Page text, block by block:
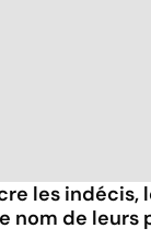
les indécis,
nom de leurs